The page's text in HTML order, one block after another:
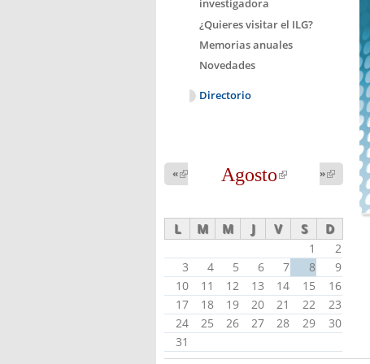
investigadora
¿Quieres visitar el ILG?
Memorias anuales
Novedades
Directorio
Agosto (link is
«
external)
»
(link is
external)
L M M J V S D
1
2
3
4 5 6 7 8
9
10
11 12 13 14 15
16
17
18 19 20 21 22
23
24
25 26 27 28 29
30
31